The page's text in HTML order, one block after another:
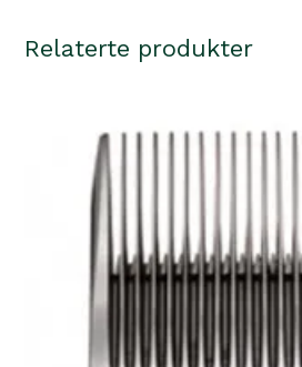
Relaterte produkter